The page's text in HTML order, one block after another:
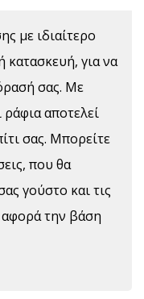
με ιδιαίτερο
κατασκευή, για να
σας. Με
αποτελεί
σας. Μπορείτε
που θα
γούστο και τις
την βάση